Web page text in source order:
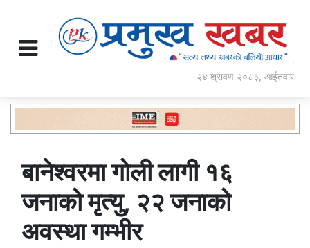
२४ श्रावण २०८३, आईतवार
बानेश्वरमा गोली लागी १६
जनाको मृत्यु, २२ जनाको
अवस्था गम्भीर